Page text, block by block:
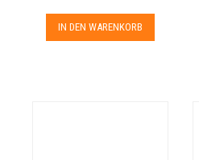
25,00 €
IN DEN WARENKORB